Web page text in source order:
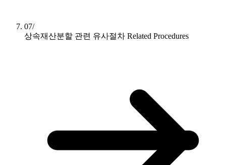
07/
상속재산분할 관련 유사절차 Related Procedures